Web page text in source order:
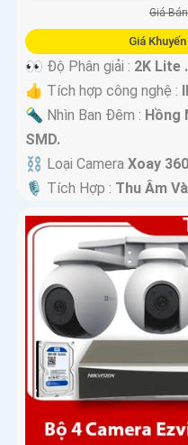
Giá
Giá
👀 Độ Phân giải : 2K Lite .
👍 Tích hợp công nghệ :
🔦 Nhìn Ban Đêm : Hồng
SMD.
⛓ Loại Camera Xoay
️🎙 Tích Hợp : Thu Âm